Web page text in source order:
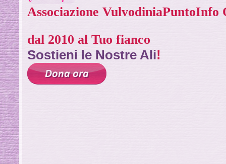
Associazione VulvodiniaPuntoInfo
dal 2010 al Tuo fianco
Sostieni le Nostre Ali!